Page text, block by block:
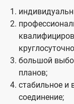
большой
планов;
стабильное и
соединение;